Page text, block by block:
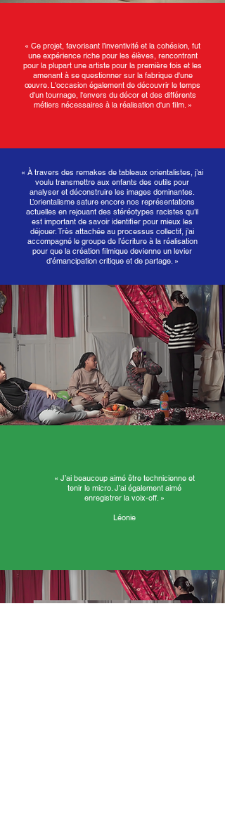
« Ce projet, favorisant l’inventivité et la cohésion, fut
une expérience riche pour les élèves, rencontrant
pour la plupart une artiste pour la première fois et les
amenant à se questionner sur la fabrique d'une
œuvre. L'occasion également de découvrir le temps
d'un tournage, l'envers du décor et des différents
métiers nécessaires à la réalisation d'un film. »
« À travers des remakes de tableaux orientalistes, j’ai
voulu transmettre aux enfants des outils pour
analyser et déconstruire les images dominantes.
L’orientalisme sature encore nos représentations
actuelles en rejouant des stéréotypes racistes qu’il
est important de savoir identifier pour mieux les
déjouer. Très attachée au processus collectif, j’ai
accompagné le groupe de l’écriture à la réalisation
pour que la création filmique devienne un levier
d’émancipation critique et de partage. »
« J’ai beaucoup aimé être technicienne et
tenir le micro. J’ai également aimé
enregistrer la voix-off. »
Léonie